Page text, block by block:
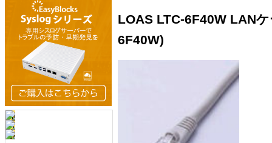
LOAS LTC-6F40W LAN
6F40W)